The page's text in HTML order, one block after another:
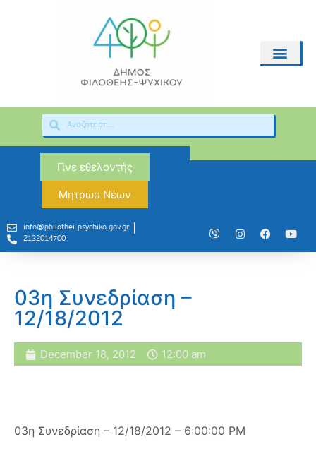
Γίνε εθελοντής
Μητρώο Νέων
info@philothei-psychiko.gov.gr
2132014700
03η Συνεδρίαση –
12/18/2012
December 18, 2012 12:00 am
03η Συνεδρίαση – 12/18/2012 – 6:00:00 PM